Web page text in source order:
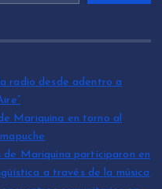
radio desde adentro a
Mariquina en torno al
de Mariquina participaron en
a través de la música